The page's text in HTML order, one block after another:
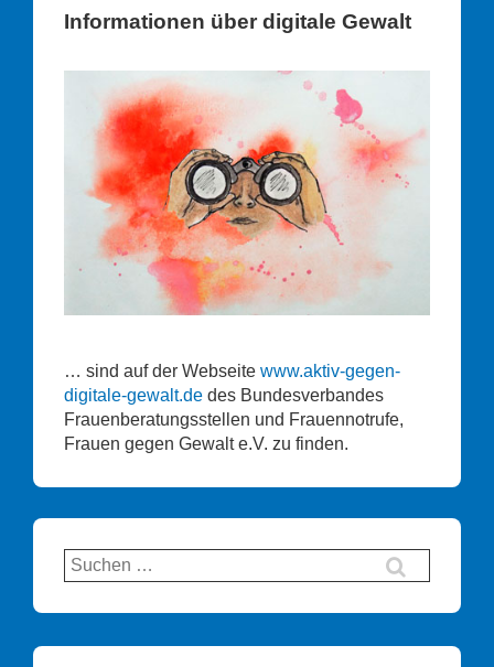
Informationen über digitale Gewalt
… sind auf der Webseite www.aktiv-gegen-
digitale-gewalt.de des Bundesverbandes
Frauenberatungsstellen und Frauennotrufe,
Frauen gegen Gewalt e.V. zu finden.
Suchen
nach: